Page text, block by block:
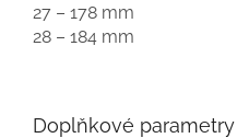
27 – 178 mm
28 – 184 mm
Doplňkové parametry